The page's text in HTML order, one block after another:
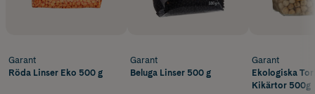
Garant
Röda Linser Eko 500 g
Garant
Beluga Linser 500 g
Garant
Ekologiska
Kikärtor 500g